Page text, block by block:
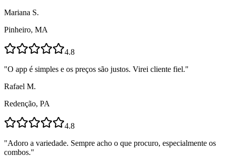
Mariana S.
Pinheiro, MA
4.8
"O app é simples e os preços são justos. Virei cliente fiel."
Rafael M.
Redenção, PA
4.8
"Adoro a variedade. Sempre acho o que procuro, especialmente os
combos."